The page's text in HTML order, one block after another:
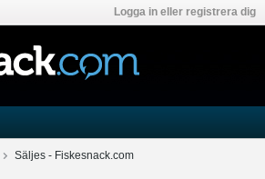
Logga in eller registrera dig
Säljes - Fiskesnack.com